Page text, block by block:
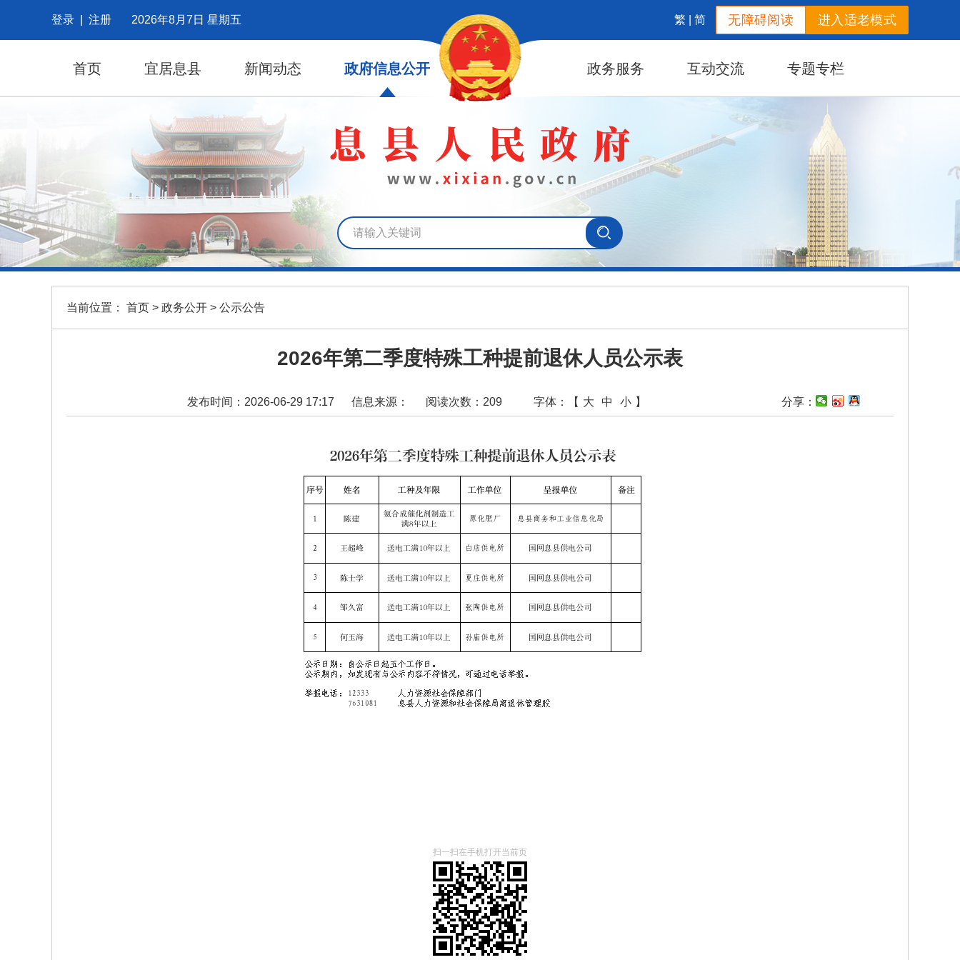
登录 注册 2026年8月7日 星期五 进入适老模式
无障碍阅读
繁 |简
首页 宜居息县 新闻动态 政府信息公开 政务服务 互动交流 专题专栏
当前位置： 首页 > 政务公开 > 公示公告
2026年第二季度特殊工种提前退休人员公示表
发布时间：2026-06-29 17:17 信息来源： 阅读次数： 209 字体：【 大 中 小 】 分享：
扫一扫在手机打开当前页